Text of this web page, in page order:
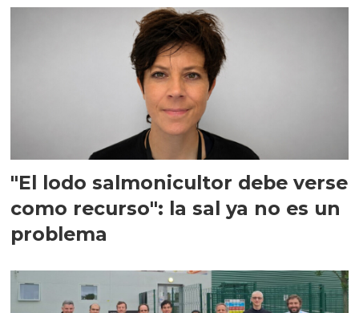
"El lodo salmonicultor debe verse
como recurso": la sal ya no es un
problema